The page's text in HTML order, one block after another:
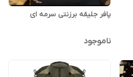
پافر جلیقه برزنتی سرمه ای
ناموجود